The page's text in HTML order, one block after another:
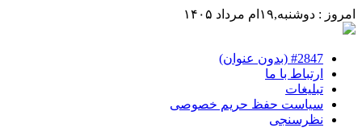
امروز : دوشنبه,۱۹ام مرداد ۱۴۰۵
#2847 (بدون عنوان)
ارتباط با ما
تبلیغات
سیاست حفظ حریم خصوصی
نظرسنجی